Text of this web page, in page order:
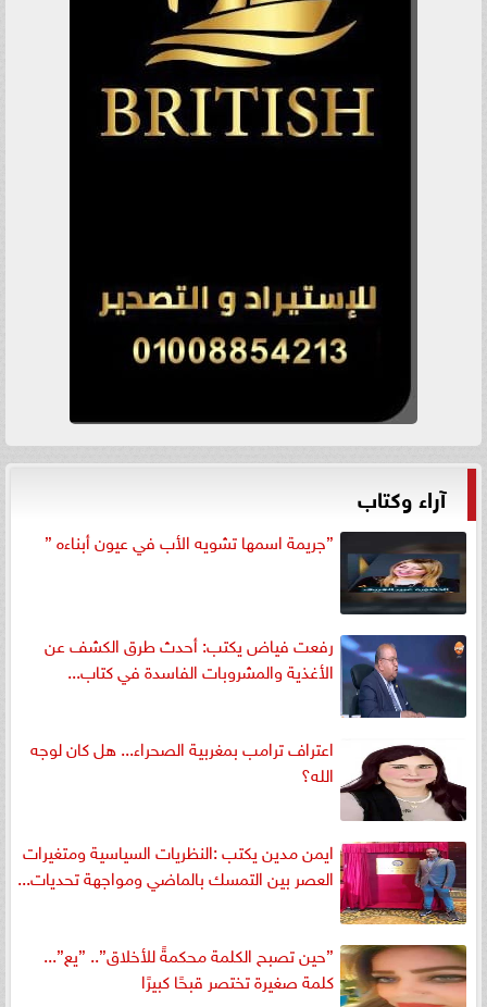
آراء وكتاب
”جريمة اسمها تشويه الأب في عيون أبناءه ”
رفعت فياض يكتب: أحدث طرق الكشف عن
الأغذية والمشروبات الفاسدة في كتاب...
اعتراف ترامب بمغربية الصحراء... هل كان لوجه
الله؟
ايمن مدين يكتب :النظريات السياسية ومتغيرات
العصر بين التمسك بالماضي ومواجهة تحديات...
”حين تصبح الكلمة محكمةً للأخلاق”.. ”يع”...
كلمة صغيرة تختصر قبحًا كبيرًا